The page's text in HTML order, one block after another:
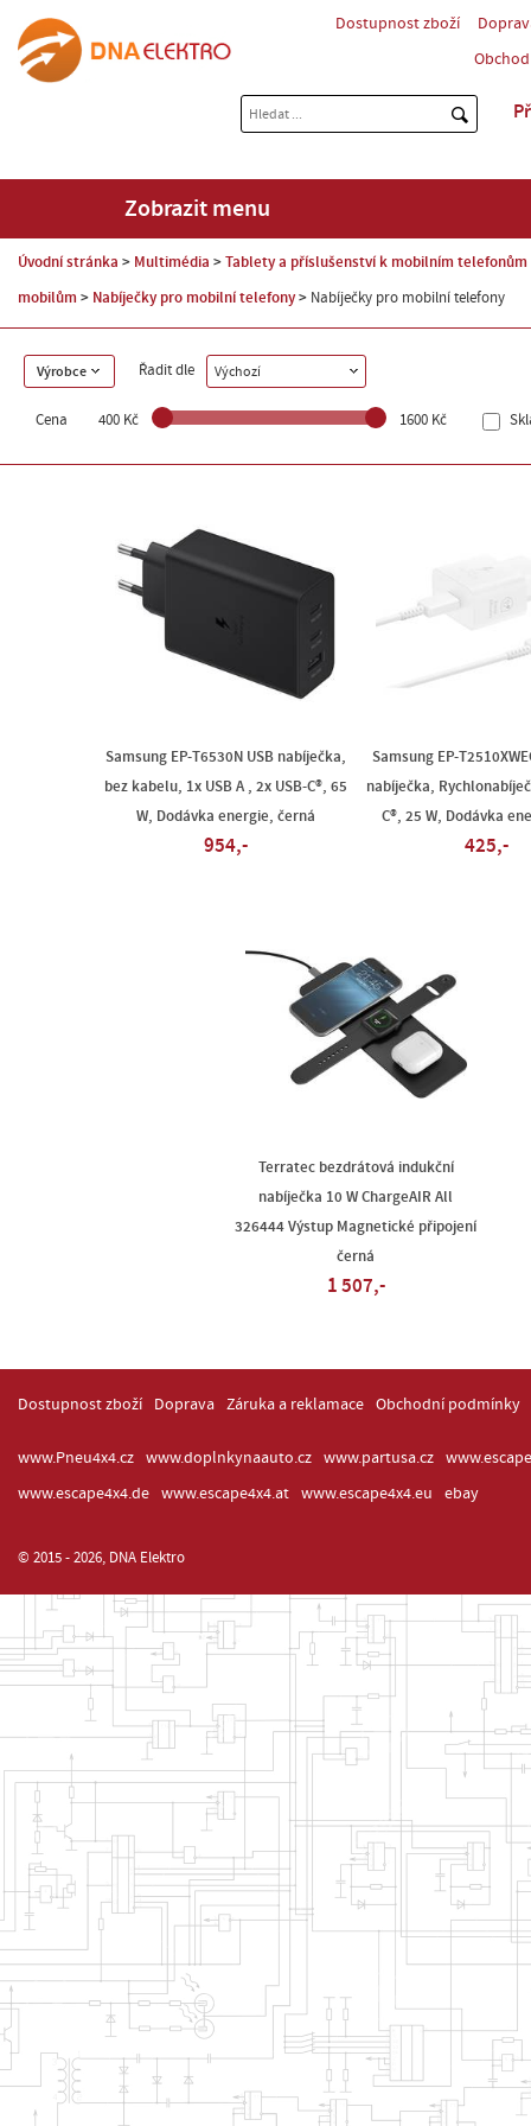
Dostupnost zboží
Zobrazit menu
Úvodní stránka Multimédia Tablety a příslušenství k mobilním telefonům
mobilům Nabíječky pro mobilní telefony Nabíječky pro mobilní telefony
Výrobce Řadit dle Výchozí
Cena 400 Kč 1600 Kč
Samsung EP-T6530N USB nabíječka,
bez kabelu, 1x USB A , 2x USB-C®, 65
W, Dodávka energie, černá
954,-
Samsung EP-
nabíječka,
C®, 25 W, Dodávka
425,-
Terratec bezdrátová indukční
nabíječka 10 W ChargeAIR All
326444 Výstup Magnetické připojení
černá
1 507,-
Dostupnost zboží Doprava Záruka a reklamace Obchodní podmínky
www.Pneu4x4.cz www.doplnkynaauto.cz www.partusa.cz
www.escape4x4.de
www.escape4x4.at www.escape4x4.eu ebay
© 2015 - 2026, DNA Elektro